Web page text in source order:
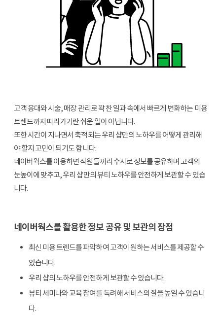
고객 응대와 시술, 매장 관리로 꽉 찬 일과 속에서 빠르게 변화하는 미용
트렌드까지 따라가기란 쉬운 일이 아닙니다.
또한 시간이 지나면서 축적되는 우리 샵만의 노하우를 어떻게 관리해
야 할지 고민이 되기도 합니다.
네이버웍스를 이용하면 직원들끼리 수시로 정보를 공유하며 고객의
눈높이에 맞추고, 우리 샵만의 뷰티 노하우를 안전하게 보관할 수 있습
니다.
네이버웍스를 활용한 정보 공유 및 보관의 장점
최신 미용 트렌드를 파악하여 고객이 원하는 서비스를 제공할 수
있습니다.
우리 샵의 노하우를 안전하게 보관할 수 있습니다.
뷰티 세미나와 교육 참여를 독려해 서비스의 질을 높일 수 있습니
다.